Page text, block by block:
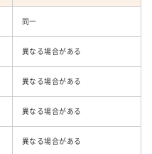
同一
異なる場合がある
異なる場合がある
異なる場合がある
異なる場合がある